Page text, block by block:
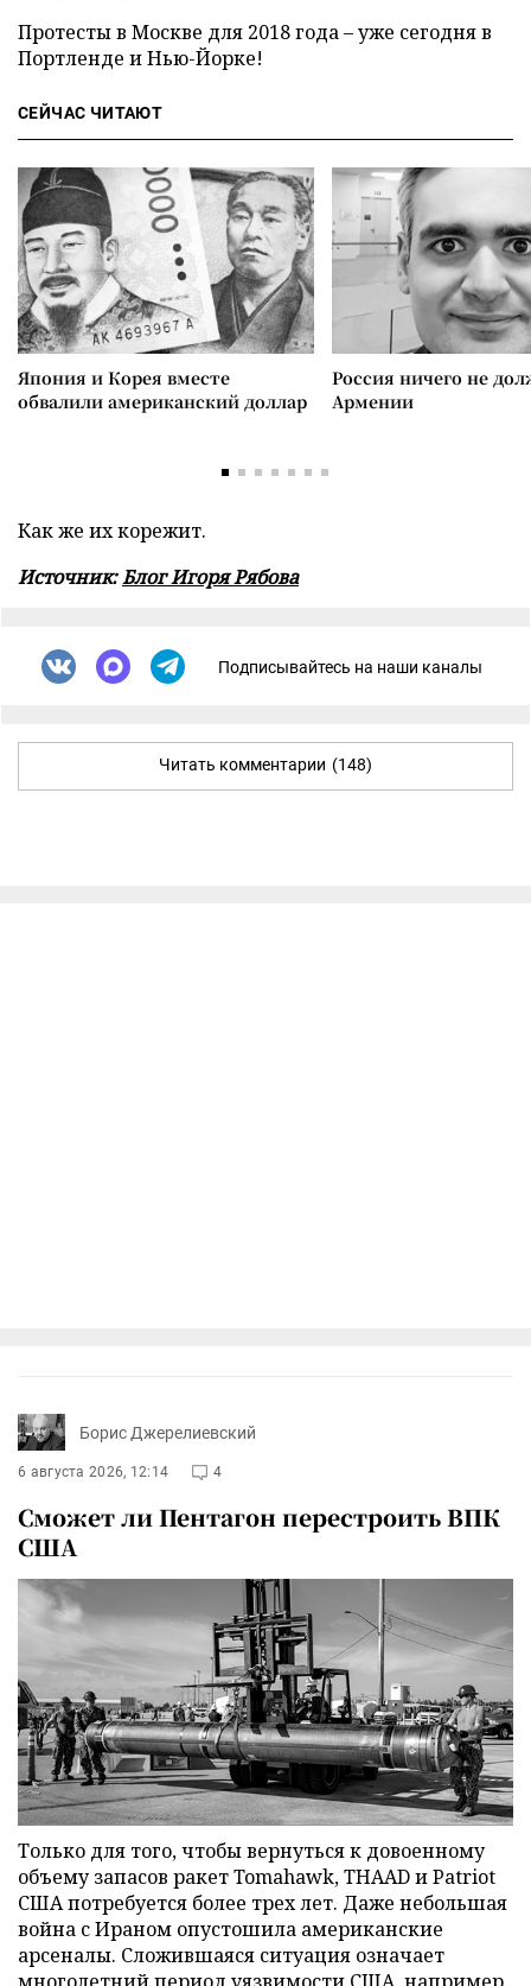
Протесты в Москве для 2018 года – уже сегодня в
Портленде и Нью-Йорке!
СЕЙЧАС ЧИТАЮТ
Япония и Корея вместе
обвалили американский доллар
Россия ничего не
Армении
Как же их корежит.
Источник:Блог Игоря Рябова
Подписывайтесь на наши каналы
Читать комментарии (148)
Борис Джерелиевский
6 августа 2026, 12:14 4
Сможет ли Пентагон перестроить ВПК
США
Только для того, чтобы вернуться к довоенному
объему запасов ракет Tomahawk, THAAD и Patriot
США потребуется более трех лет. Даже небольшая
война с Ираном опустошила американские
арсеналы. Сложившаяся ситуация означает
многолетний период уязвимости США, например,